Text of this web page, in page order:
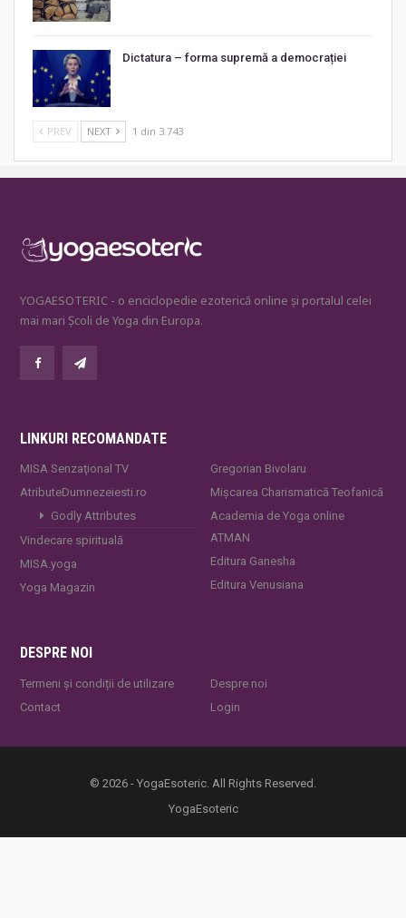
Dictatura – forma supremă a democrației
PREV NEXT 1 din 3.743
YOGAESOTERIC - o enciclopedie ezoterică online și portalul celei
mai mari Școli de Yoga din Europa.
LINKURI RECOMANDATE
MISA Senzaţional TV
AtributeDumnezeiesti.ro
Godly Attributes
Vindecare spirituală
MISA.yoga
Yoga Magazin
Gregorian Bivolaru
Mișcarea Charismatică Teofanică
Academia de Yoga online
ATMAN
Editura Ganesha
Editura Venusiana
DESPRE NOI
Termeni și condiții de utilizare
Contact
Despre noi
Login
© 2026 - YogaEsoteric. All Rights Reserved.
YogaEsoteric